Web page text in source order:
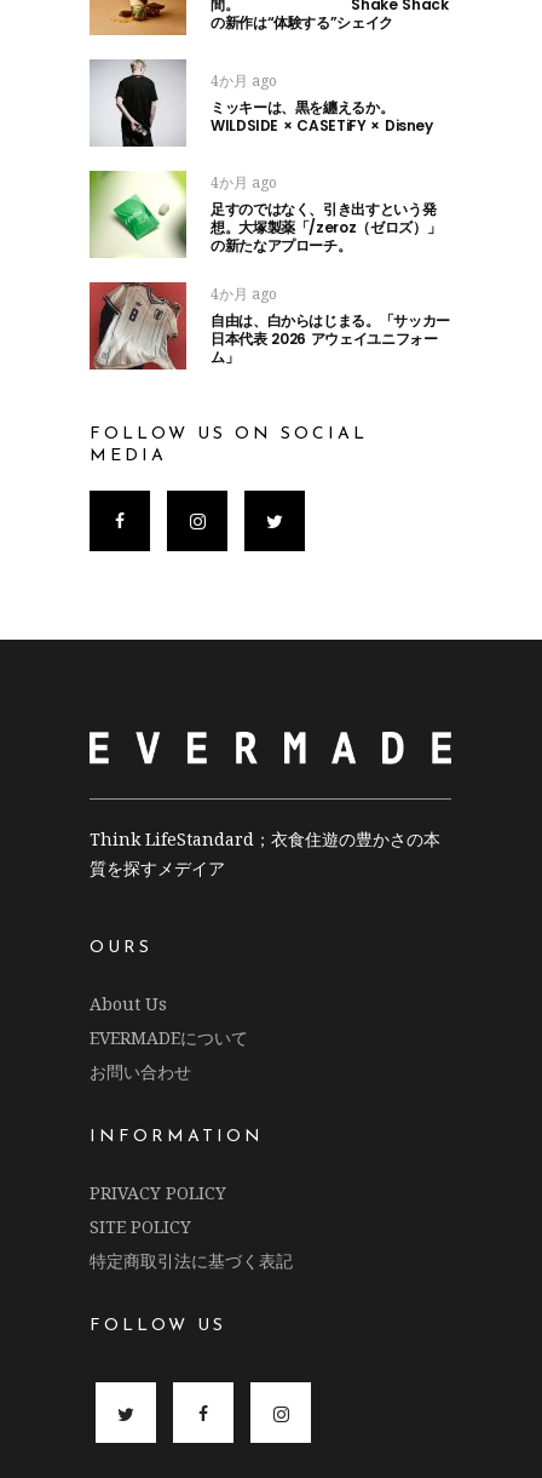
間。 Shake Shack
の新作は“体験する”シェイク
4か月 ago
ミッキーは、黒を纏えるか。
WILDSIDE × CASETiFY × Disney
4か月 ago
足すのではなく、引き出すという発
想。大塚製薬「/zeroz（ゼロズ）」
の新たなアプローチ。
4か月 ago
自由は、白からはじまる。「サッカー
日本代表 2026 アウェイユニフォー
ム」
FOLLOW US ON SOCIAL
MEDIA
Think LifeStandard；衣食住遊の豊かさの本
質を探すメデイア
OURS
About Us
EVERMADEについて
お問い合わせ
INFORMATION
PRIVACY POLICY
SITE POLICY
特定商取引法に基づく表記
FOLLOW US